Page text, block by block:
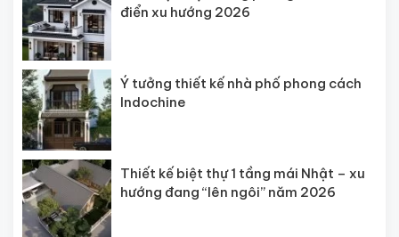
điển xu hướng 2026
Ý tưởng thiết kế nhà phố phong cách
Indochine
Thiết kế biệt thự 1 tầng mái Nhật – xu
hướng đang “lên ngôi” năm 2026